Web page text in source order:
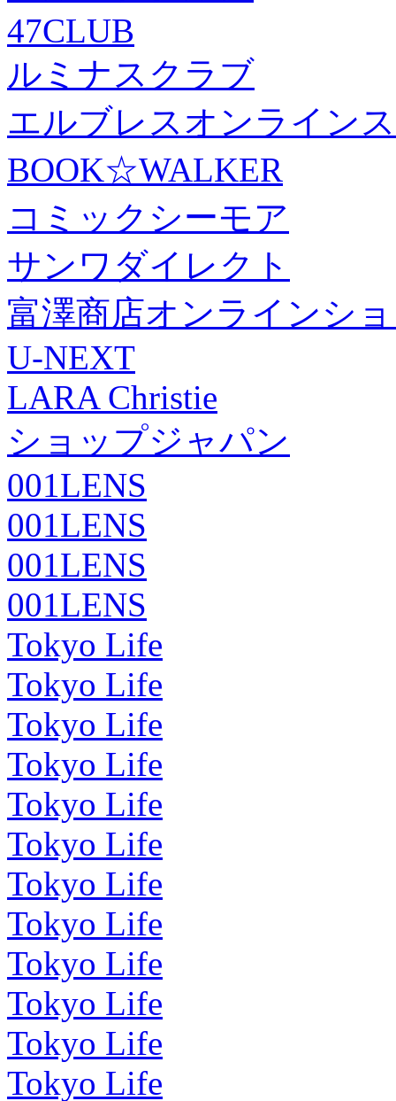
47CLUB
ルミナスクラブ
エルブレスオンライン
BOOK☆WALKER
コミックシーモア
サンワダイレクト
富澤商店オンラインシ
U-NEXT
LARA Christie
ショップジャパン
001LENS
001LENS
001LENS
001LENS
Tokyo Life
Tokyo Life
Tokyo Life
Tokyo Life
Tokyo Life
Tokyo Life
Tokyo Life
Tokyo Life
Tokyo Life
Tokyo Life
Tokyo Life
Tokyo Life